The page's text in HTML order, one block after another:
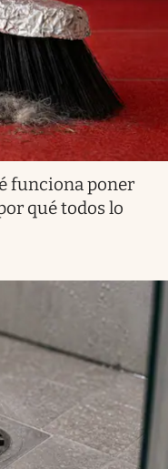
funciona poner
qué todos lo